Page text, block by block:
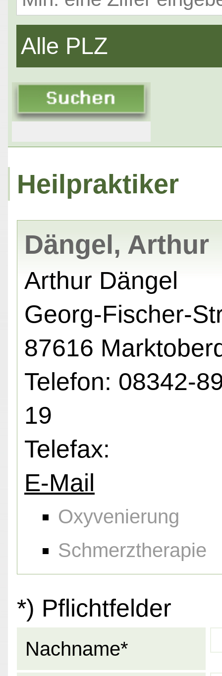
Alle PLZ
Heilpraktiker
Dängel, Arthur
Arthur Dängel
Georg-Fischer-
87616
Telefon: 08342-
19
Telefax:
E-Mail
Oxyvenierung
Schmerztherapie
*) Pflichtfelder
Nachname*